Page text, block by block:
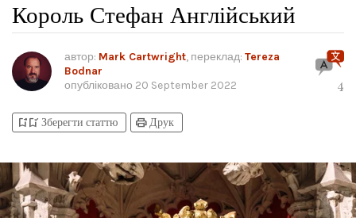
Король Стефан Англійський
автор: Mark Cartwright, переклад: Tereza
Bodnar
опубліковано 20 September 2022 4
bookmark_addbookmark_added Зберегти статтю printДрук